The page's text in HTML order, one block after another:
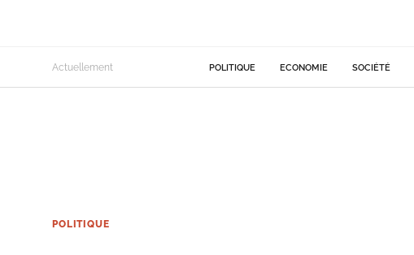
Actuellement POLITIQUE ECONOMIE SOCIÉTÉ
POLITIQUE